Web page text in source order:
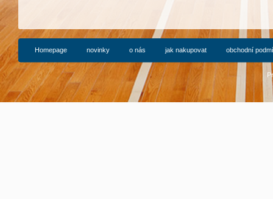
Homepage novinky o nás jak nakupovat obchodní